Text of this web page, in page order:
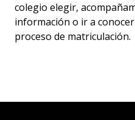
colegio elegir,
información o ir a
proceso de matriculación.